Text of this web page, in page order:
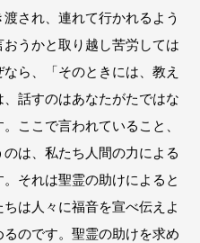
され、連れて行かれるよう
うかと取り越し苦労しては
ら、「そのときには、教え
話すのはあなたがたではな
ここで言われていること、
は、私たち人間の力による
それは聖霊の助けによると
は人々に福音を宣べ伝えよ
のです。聖霊の助けを求め